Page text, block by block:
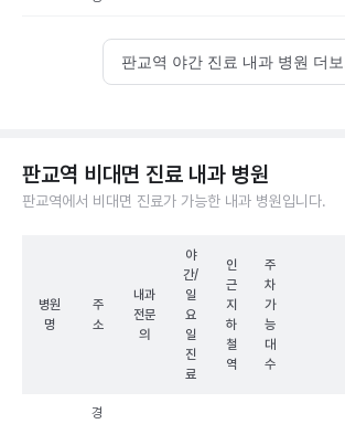
판교역 야간 진료 내과 병원 더보
판교역 비대면 진료 내과 병원
판교역에서 비대면 진료가 가능한 내과 병원입니다.
병원
명
주
소
내과
전문
의
야
간/
일
요
일
진
료
인
근
지
하
철
역
주
차
가
능
대
수
경